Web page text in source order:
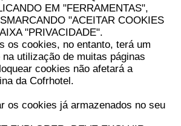
EM "FERRAMENTAS",
"ACEITAR COOKIES
"PRIVACIDADE".
os cookies, no entanto, terá um
utilização de muitas páginas
cookies não afetará a
da Cofrhotel.
os cookies já armazenados no seu